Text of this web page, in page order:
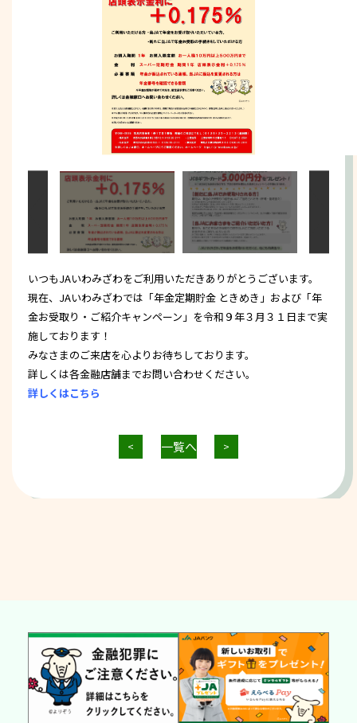
いつもJAいわみざわをご利用いただきありがとうございます。
現在、JAいわみざわでは「年金定期貯金 ときめき」および「年
金お受取り・ご紹介キャンペーン」を令和９年３月３１日まで実
施しております！
みなさまのご来店を心よりお待ちしております。
詳しくは各金融店舗までお問い合わせください。
詳しくはこちら
< 一覧へ >